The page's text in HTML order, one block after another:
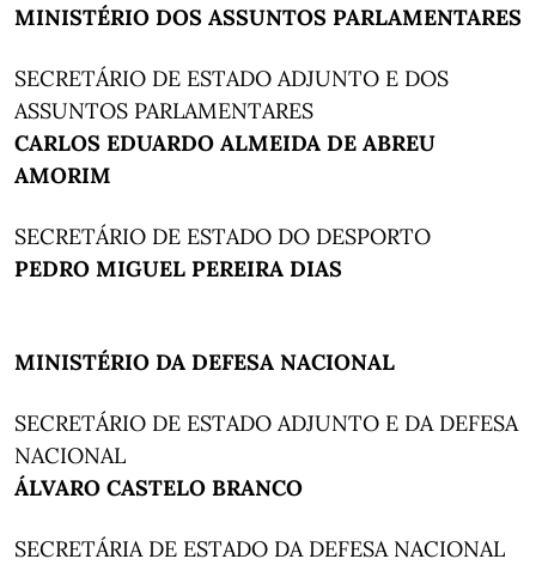
MINISTÉRIO DOS ASSUNTOS PARLAMENTARES
SECRETÁRIO DE ESTADO ADJUNTO E DOS
ASSUNTOS PARLAMENTARES
CARLOS EDUARDO ALMEIDA DE ABREU
AMORIM
SECRETÁRIO DE ESTADO DO DESPORTO
PEDRO MIGUEL PEREIRA DIAS
MINISTÉRIO DA DEFESA NACIONAL
SECRETÁRIO DE ESTADO ADJUNTO E DA DEFESA
NACIONAL
ÁLVARO CASTELO BRANCO
SECRETÁRIA DE ESTADO DA DEFESA NACIONAL